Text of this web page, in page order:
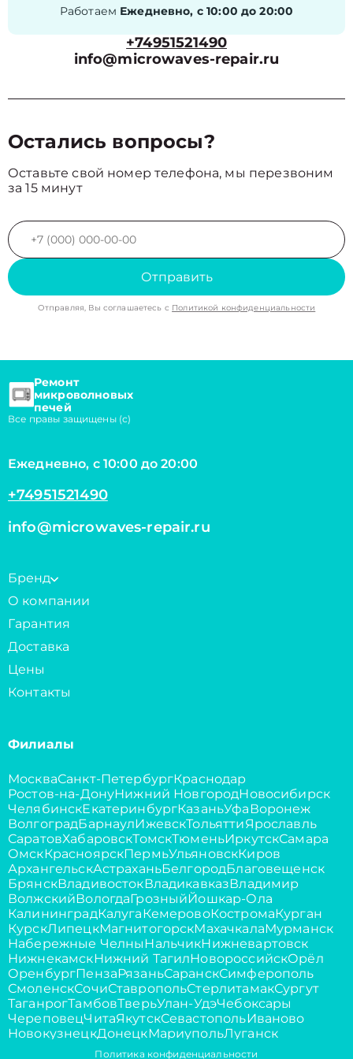
Работаем Ежедневно, с 10:00 до 20:00
+74951521490
info@microwaves-repair.ru
Остались вопросы?
Оставьте свой номер телефона, мы перезвоним
за 15 минут
Отправить
Отправляя, Вы соглашаетесь с Политикой конфиденциальности
Ремонт
микроволновых
печей
Все правы защищены (с)
Ежедневно, с 10:00 до 20:00
+74951521490
info@microwaves-repair.ru
Бренд
О компании
Гарантия
Доставка
Цены
Контакты
Филиалы
МоскваСанкт-ПетербургКраснодар
Ростов-на-ДонуНижний НовгородНовосибирск
ЧелябинскЕкатеринбургКазаньУфаВоронеж
ВолгоградБарнаулИжевскТольяттиЯрославль
СаратовХабаровскТомскТюменьИркутскСамара
ОмскКрасноярскПермьУльяновскКиров
АрхангельскАстраханьБелгородБлаговещенск
БрянскВладивостокВладикавказВладимир
ВолжскийВологдаГрозныйЙошкар-Ола
КалининградКалугаКемеровоКостромаКурган
КурскЛипецкМагнитогорскМахачкалаМурманск
Набережные ЧелныНальчикНижневартовск
НижнекамскНижний ТагилНовороссийскОрёл
ОренбургПензаРязаньСаранскСимферополь
СмоленскСочиСтавропольСтерлитамакСургут
ТаганрогТамбовТверьУлан-УдэЧебоксары
ЧереповецЧитаЯкутскСевастопольИваново
НовокузнецкДонецкМариупольЛуганск
Политика конфиденциальности